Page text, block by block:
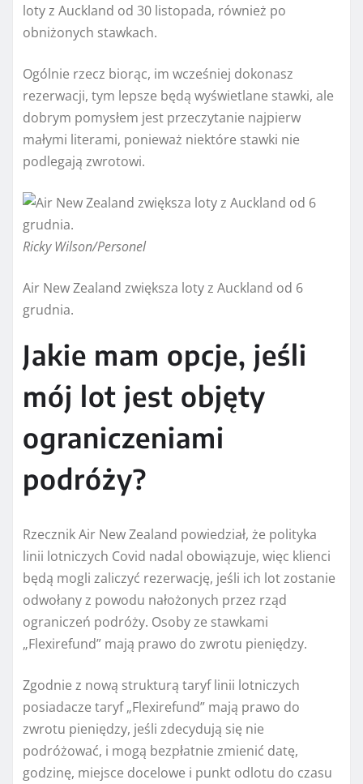
loty z Auckland od 30 listopada, również po
obniżonych stawkach.
Ogólnie rzecz biorąc, im wcześniej dokonasz
rezerwacji, tym lepsze będą wyświetlane stawki, ale
dobrym pomysłem jest przeczytanie najpierw
małymi literami, ponieważ niektóre stawki nie
podlegają zwrotowi.
Ricky Wilson/Personel
Air New Zealand zwiększa loty z Auckland od 6
grudnia.
Jakie mam opcje, jeśli
mój lot jest objęty
ograniczeniami
podróży?
Rzecznik Air New Zealand powiedział, że polityka
linii lotniczych Covid nadal obowiązuje, więc klienci
będą mogli zaliczyć rezerwację, jeśli ich lot zostanie
odwołany z powodu nałożonych przez rząd
ograniczeń podróży. Osoby ze stawkami
„Flexirefund” mają prawo do zwrotu pieniędzy.
Zgodnie z nową strukturą taryf linii lotniczych
posiadacze taryf „Flexirefund” mają prawo do
zwrotu pieniędzy, jeśli zdecydują się nie
podróżować, i mogą bezpłatnie zmienić datę,
godzinę, miejsce docelowe i punkt odlotu do czasu